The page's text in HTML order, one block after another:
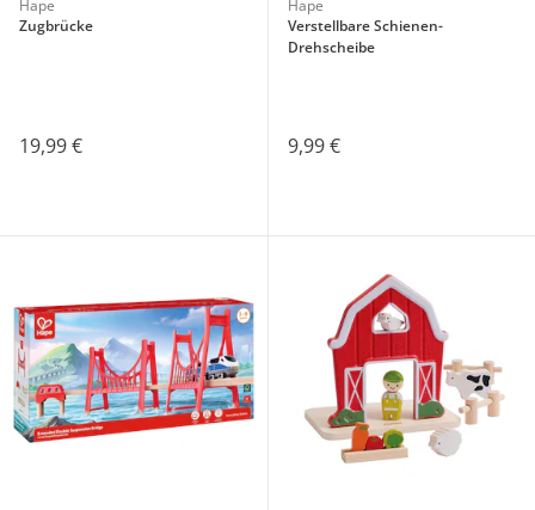
Hape
Zugbrücke
19,99 €
Hape
Verstellbare Schienen-
Drehscheibe
9,99 €